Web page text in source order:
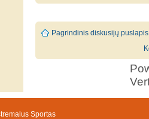
Pagrindinis diskusijų puslapis
Sportas